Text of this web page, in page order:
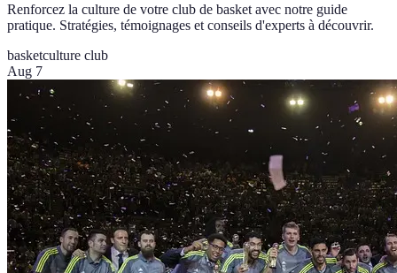
Renforcez la culture de votre club de basket avec notre guide
pratique. Stratégies, témoignages et conseils d'experts à découvrir.
basketculture club
Aug 7